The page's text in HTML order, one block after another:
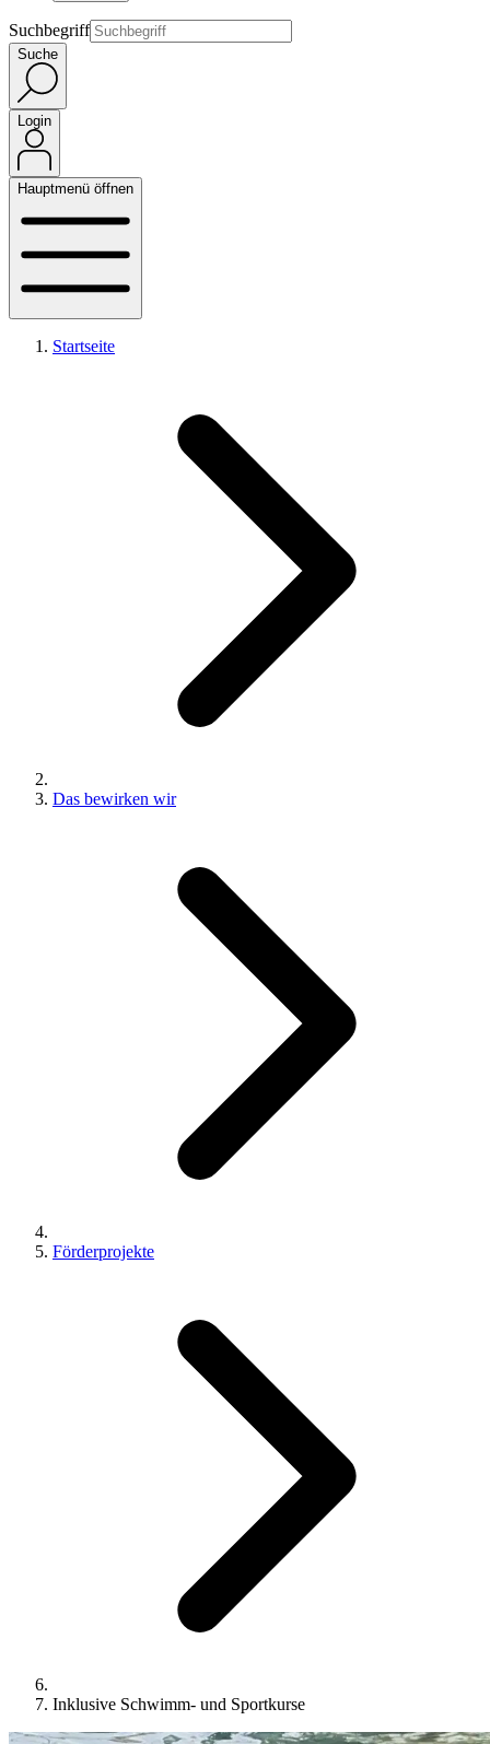
Suchbegriff
Suche
Login
Hauptmenü öffnen
Startseite
Das bewirken wir
Förderprojekte
Inklusive Schwimm- und Sportkurse